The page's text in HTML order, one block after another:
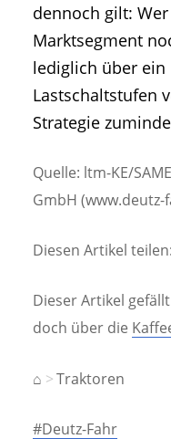
dennoch gilt:
Marktsegment
lediglich über ein
Lastschaltstufen
Strategie
Quelle: ltm-KE/
GmbH (www.deutz-
Diesen Artikel teilen:
Dieser Artikel
doch über die
⌂ Traktoren
#Deutz-Fahr